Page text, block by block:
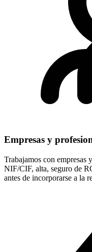
Empresas y
Trabajamos con empresas
NIF/CIF, alta, seguro de
antes de incorporarse a la